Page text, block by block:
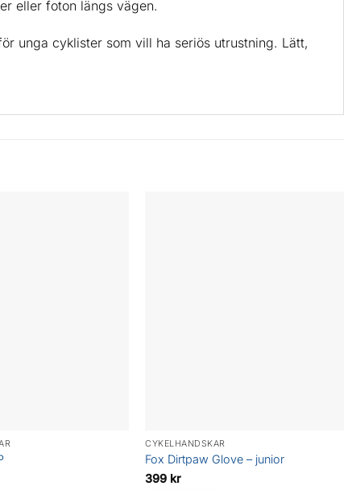
eller foton längs vägen.
unga cyklister som vill ha seriös utrustning. Lätt,
CYKELHANDSKAR
Fox Dirtpaw Glove – junior
399 kr